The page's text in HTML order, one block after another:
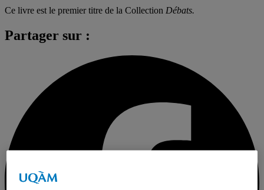
Ce livre est le premier titre de la Collection Débats.
Partager sur :